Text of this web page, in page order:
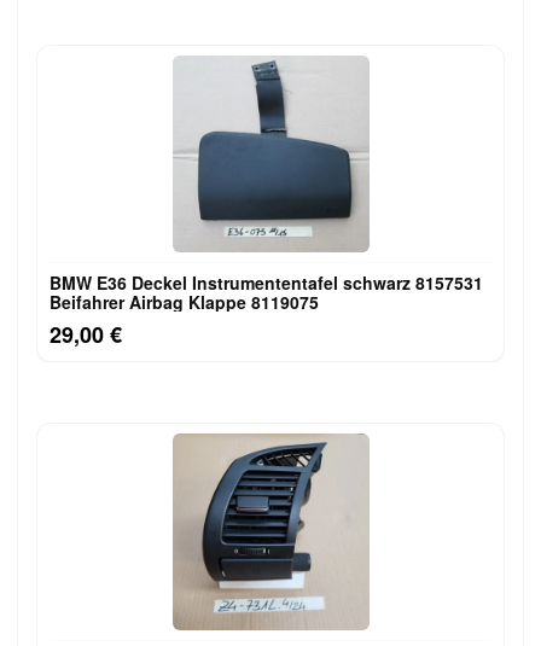
BMW E36 Deckel Instrumententafel schwarz 8157531
Beifahrer Airbag Klappe 8119075
29,00 €